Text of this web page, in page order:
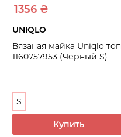
1356 ₴
UNIQLO
Вязаная майка Uniqlo топ
1160757953 (Черный S)
S
Купить